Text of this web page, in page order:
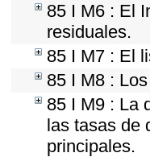
85 I M6 : El
residuales.
85 I M7 : El
85 I M8 :
85 I M9 : La
las tasas de
principales.